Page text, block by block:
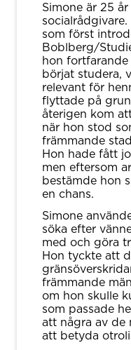
Simone är 25
som först
Boblberg/
hon
börjat studera,
relevant för
flyttade på
återigen kom
när hon stod
främmande
Hon hade fått
men eftersom
bestämde hon
en chans.
Simone
söka efter
med och göra
Hon tyckte att
främmande
om hon skulle
som passade
att några av de
att betyda